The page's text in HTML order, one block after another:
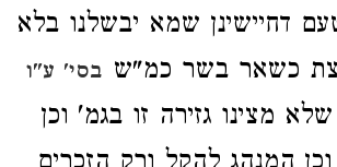
דחיישינן שמא יבשלנו בלא
קצת כשאר בשר כמ"ש בסי' ע"ו
מצינו גזירה זו בגמ' וכן